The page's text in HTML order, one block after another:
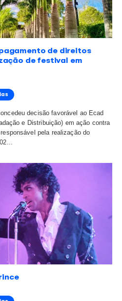
e uma obra
Notícias
destaca as músicas mais
no país Há 35 anos, no dia
de Gonzaguinha, um dos
Déca...